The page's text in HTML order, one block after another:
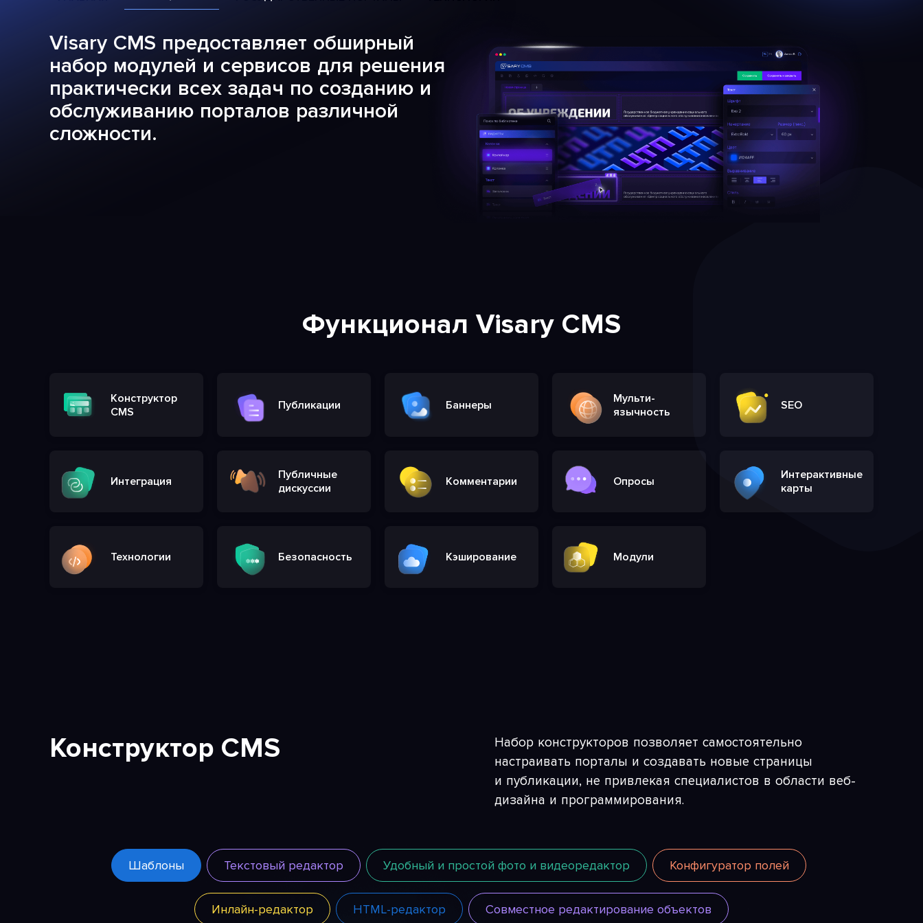
Visary CMS предоставляет обширный
набор модулей и сервисов для решения
практически всех задач по созданию и
обслуживанию порталов различной
сложности.
Функционал Visary CMS
Конструктор
CMS
Публикации Баннеры
Мульти-
язычность
SEO
Интеграция
Публичные
дискуссии
Комментарии Опросы
Интерактивные
карты
Технологии Безопасность Кэширование Модули
Конструктор CMS
Набор конструкторов позволяет самостоятельно
настраивать порталы и создавать новые страницы
и публикации, не привлекая специалистов в области веб-
дизайна и программирования.
Шаблоны Текстовый редактор Удобный и простой фото и видеоредактор Конфигуратор полей
Инлайн-редактор HTML-редактор Совместное редактирование объектов